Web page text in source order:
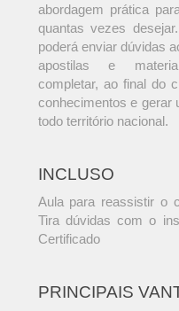
abordagem prática
quantas vezes
poderá enviar dúvidas
apostilas e
completar, ao final do
conhecimentos e gerar
todo território nacional.
INCLUSO
Aula para reassistir o
Tira dúvidas com o
Certificado
PRINCIPAIS